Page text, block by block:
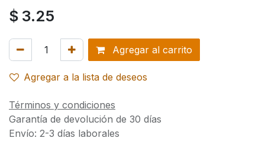
$ 3.25
Agregar al carrito
Agregar a la lista de deseos
Términos y condiciones
Garantía de devolución de 30 días
Envío: 2-3 días laborales